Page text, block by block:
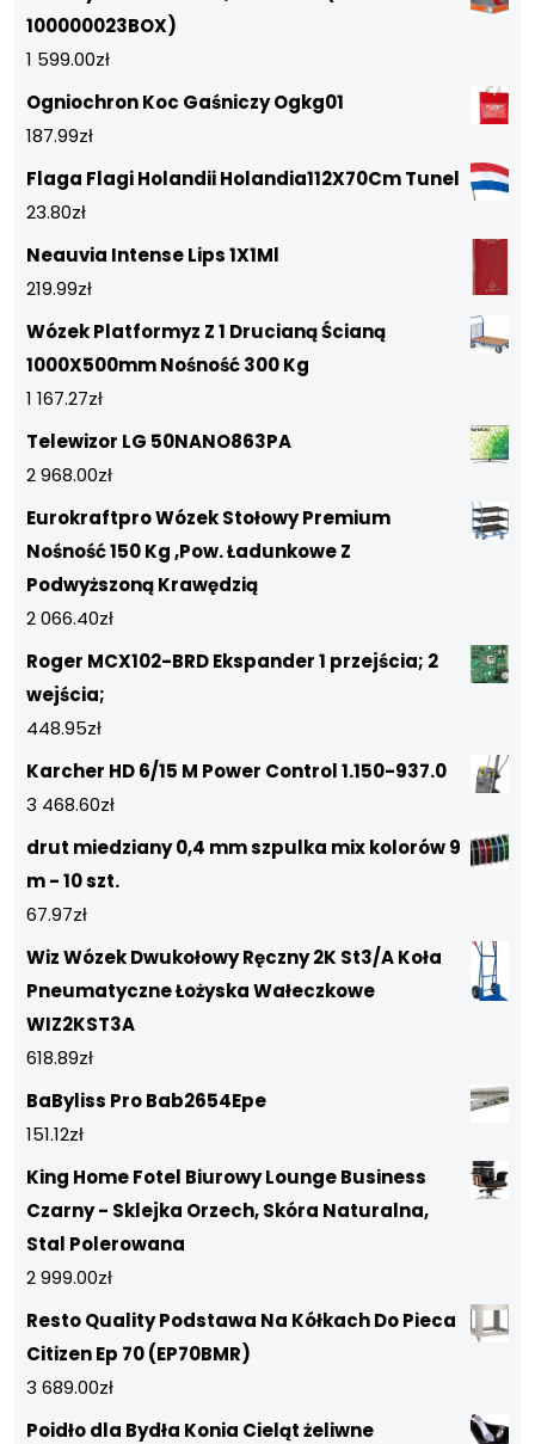
100000023BOX)
1 599.00zł
Ogniochron Koc Gaśniczy Ogkg01
187.99zł
Flaga Flagi Holandii Holandia112X70Cm Tunel
23.80zł
Neauvia Intense Lips 1X1Ml
219.99zł
Wózek Platformyz Z 1 Drucianą Ścianą
1000X500mm Nośność 300 Kg
1 167.27zł
Telewizor LG 50NANO863PA
2 968.00zł
Eurokraftpro Wózek Stołowy Premium
Nośność 150 Kg ,Pow. Ładunkowe Z
Podwyższoną Krawędzią
2 066.40zł
Roger MCX102-BRD Ekspander 1 przejścia; 2
wejścia;
448.95zł
Karcher HD 6/15 M Power Control 1.150-937.0
3 468.60zł
drut miedziany 0,4 mm szpulka mix kolorów 9
m - 10 szt.
67.97zł
Wiz Wózek Dwukołowy Ręczny 2K St3/A Koła
Pneumatyczne Łożyska Wałeczkowe
WIZ2KST3A
618.89zł
BaByliss Pro Bab2654Epe
151.12zł
King Home Fotel Biurowy Lounge Business
Czarny - Sklejka Orzech, Skóra Naturalna,
Stal Polerowana
2 999.00zł
Resto Quality Podstawa Na Kółkach Do Pieca
Citizen Ep 70 (EP70BMR)
3 689.00zł
Poidło dla Bydła Konia Cieląt żeliwne